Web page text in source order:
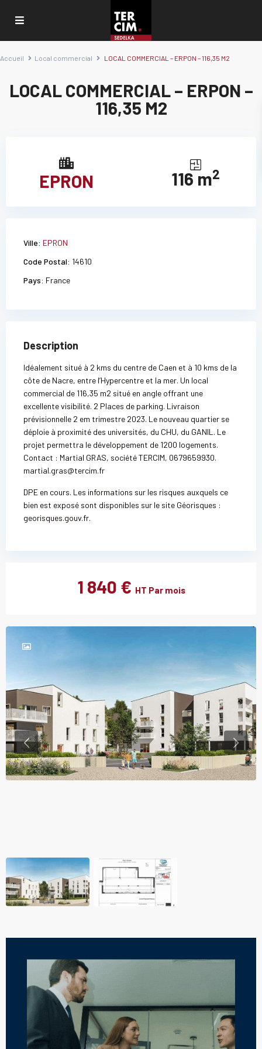
Accueil Local commercial LOCAL COMMERCIAL – ERPON – 116,35 M2
LOCAL COMMERCIAL – ERPON –
116,35 M2
EPRON 116 m2
Ville: EPRON
Code Postal: 14610
Pays: France
Description
Idéalement situé à 2 kms du centre de Caen et à 10 kms de la
côte de Nacre, entre l’Hypercentre et la mer. Un local
commercial de 116,35 m2 situé en angle offrant une
excellente visibilité. 2 Places de parking. Livraison
prévisionnelle 2 em trimestre 2023. Le nouveau quartier se
déploie à proximité des universités, du CHU, du GANIL. Le
projet permettra le développement de 1200 logements.
Contact : Martial GRAS, société TERCIM, 0679659930.
martial.gras@tercim.fr
DPE en cours. Les informations sur les risques auxquels ce
bien est exposé sont disponibles sur le site Géorisques :
georisques.gouv.fr.
1 840 € HT Par mois
Previous